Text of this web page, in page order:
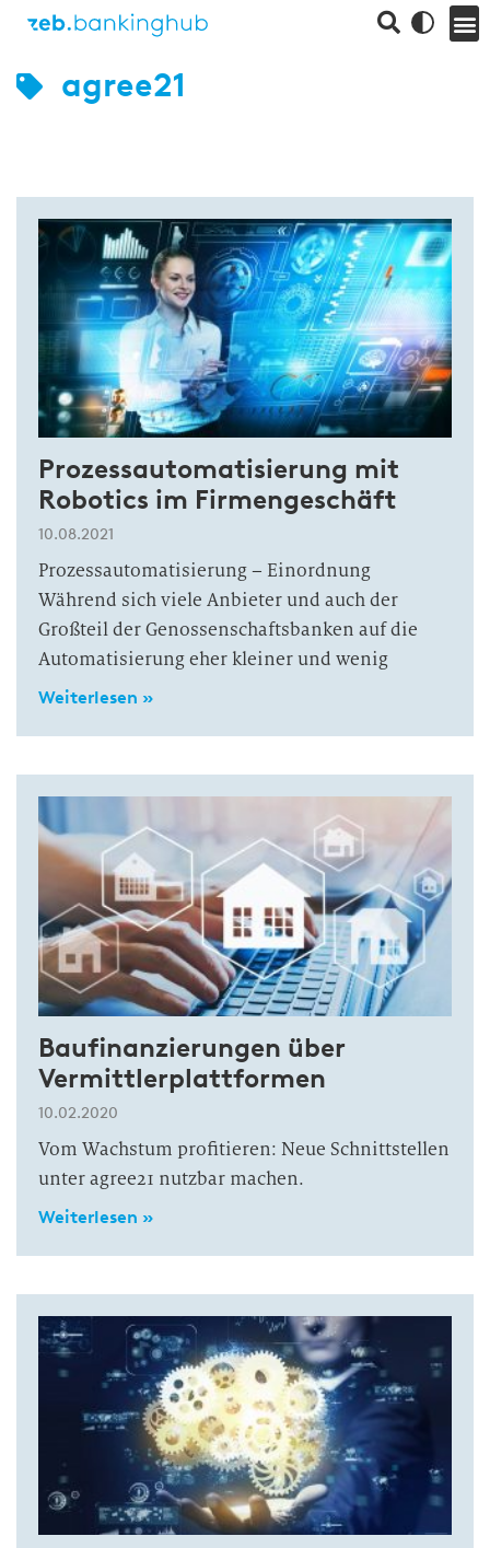
agree21
Prozessautomatisierung mit
Robotics im Firmengeschäft
10.08.2021
Prozessautomatisierung – Einordnung
Während sich viele Anbieter und auch der
Großteil der Genossenschaftsbanken auf die
Automatisierung eher kleiner und wenig
Weiterlesen »
Baufinanzierungen über
Vermittlerplattformen
10.02.2020
Vom Wachstum profitieren: Neue Schnittstellen
unter agree21 nutzbar machen.
Weiterlesen »